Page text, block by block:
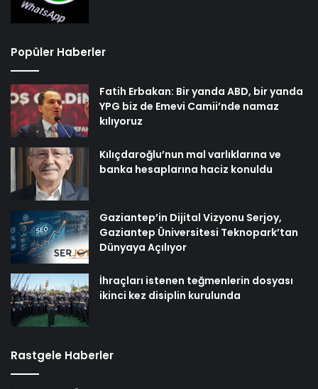
Popüler Haberler
Fatih Erbakan: Bir yanda ABD, bir yanda
YPG biz de Emevi Camii’nde namaz
kılıyoruz
Kılıçdaroğlu’nun mal varlıklarına ve
banka hesaplarına haciz konuldu
Gaziantep’in Dijital Vizyonu Serjoy,
Gaziantep Üniversitesi Teknopark’tan
Dünyaya Açılıyor
İhraçları istenen teğmenlerin dosyası
ikinci kez disiplin kurulunda
Rastgele Haberler